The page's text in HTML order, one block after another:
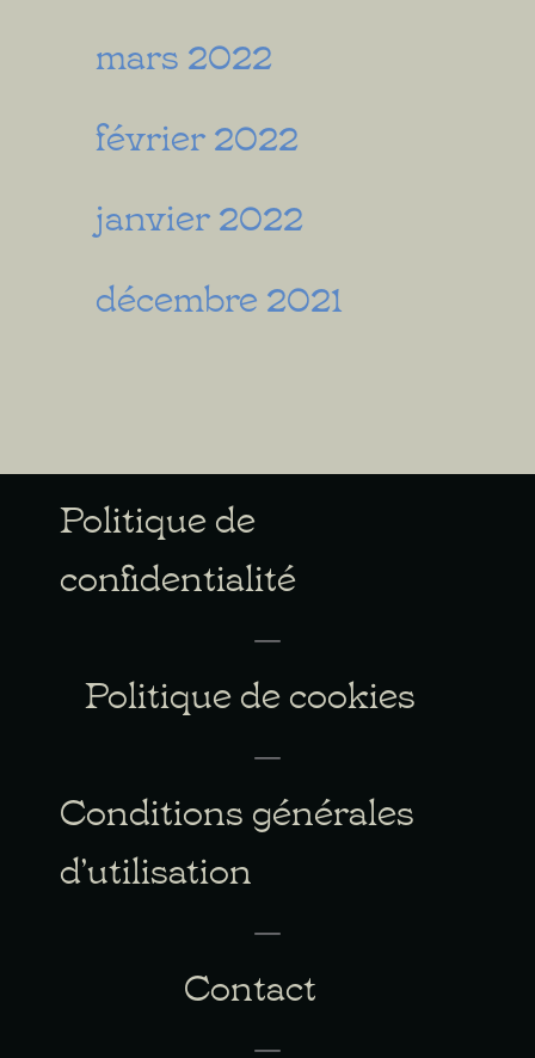
mars 2022
février 2022
janvier 2022
décembre 2021
Politique de
confidentialité
Politique de cookies
Conditions générales
d’utilisation
Contact